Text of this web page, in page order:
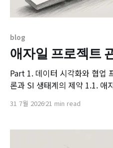
blog
애자일 프로젝트
Part 1. 데이터 시각화와 협업 프로세스 1. 배경
론과 SI 생태계의 제약 1.1. 애자일 방법론의 본질: 변화에 대
에서 불확실성이 높은 시장 환
일 방법론의 본질은 사전에 수
31 7월 202621 min read